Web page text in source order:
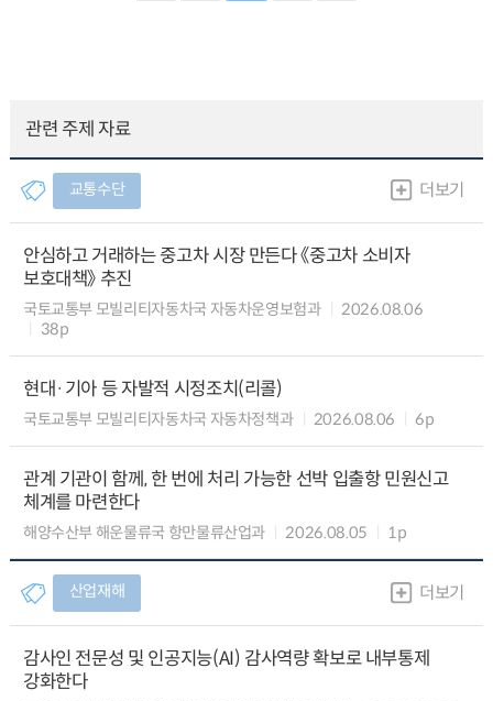
관련 주제 자료
교통수단 더보기
안심하고 거래하는 중고차 시장 만든다 《중고차 소비자
보호대책》 추진
국토교통부 모빌리티자동차국 자동차운영보험과
2026.08.06
38p
현대·기아 등 자발적 시정조치(리콜)
국토교통부 모빌리티자동차국 자동차정책과 2026.08.06 6p
관계 기관이 함께, 한 번에 처리 가능한 선박 입출항 민원신고
체계를 마련한다
해양수산부 해운물류국 항만물류산업과 2026.08.05 1p
산업재해 더보기
감사인 전문성 및 인공지능(AI) 감사역량 확보로 내부통제
강화한다